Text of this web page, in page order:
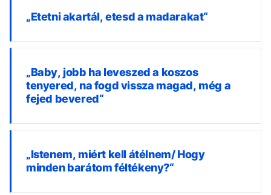
„Etetni akartál, etesd a madarakat“
„Baby, jobb ha leveszed a koszos
tenyered, na fogd vissza magad, még a
fejed bevered“
„Istenem, miért kell átélnem/ Hogy
minden barátom féltékeny?“